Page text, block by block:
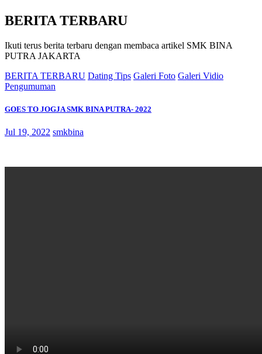
BERITA TERBARU
Ikuti terus berita terbaru dengan membaca artikel SMK BINA
PUTRA JAKARTA
BERITA TERBARU Dating Tips Galeri Foto Galeri Vidio
Pengumuman
GOES TO JOGJA SMK BINA PUTRA- 2022
Jul 19, 2022 smkbina